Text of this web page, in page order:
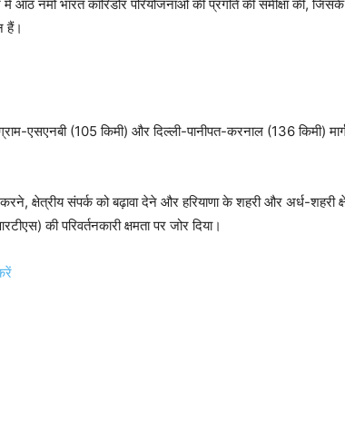
आठ नमो भारत कॉरिडोर परियोजनाओं की प्रगति की समीक्षा की,
हैं।
एसएनबी (105 किमी) और दिल्ली-पानीपत-करनाल (136 किमी)
क्षेत्रीय संपर्क को बढ़ावा देने और हरियाणा के शहरी और अर्ध-शहरी
की परिवर्तनकारी क्षमता पर जोर दिया।